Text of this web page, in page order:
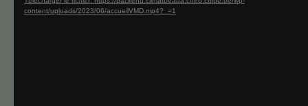
content/uploads/2023/06/accueilVMD.mp4?_=1